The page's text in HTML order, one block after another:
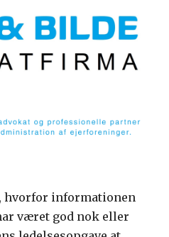
hvorfor informationen
været god nok eller